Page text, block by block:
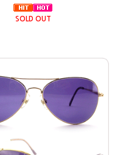
SOLD OUT